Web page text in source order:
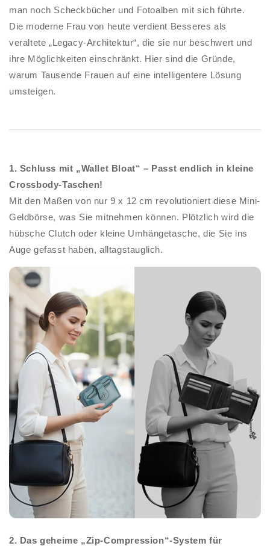
man noch Scheckbücher und Fotoalben mit sich führte.
Die moderne Frau von heute verdient Besseres als
veraltete „Legacy-Architektur“, die sie nur beschwert und
ihre Möglichkeiten einschränkt. Hier sind die Gründe,
warum Tausende Frauen auf eine intelligentere Lösung
umsteigen.
1. Schluss mit „Wallet Bloat“ – Passt endlich in kleine
Crossbody-Taschen!
Mit den Maßen von nur 9 x 12 cm revolutioniert diese Mini-
Geldbörse, was Sie mitnehmen können. Plötzlich wird die
hübsche Clutch oder kleine Umhängetasche, die Sie ins
Auge gefasst haben, alltagstauglich.
2. Das geheime „Zip-Compression“-System für